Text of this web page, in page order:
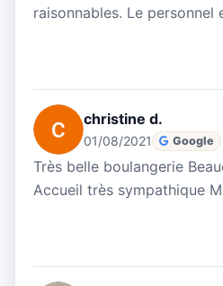
raisonnables. Le personnel
christine d.
01/08/2021 Google
Très belle boulangerie
Accueil très sympathique